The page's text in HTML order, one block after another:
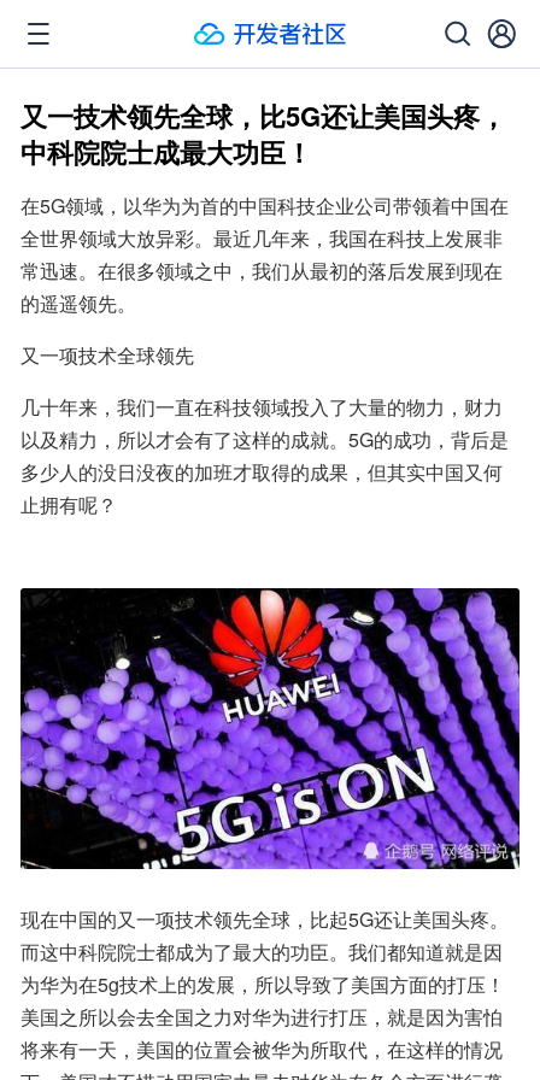
又一技术领先全球，比5G还让美国头疼，
中科院院士成最大功臣！
在5G领域，以华为为首的中国科技企业公司带领着中国在
全世界领域大放异彩。最近几年来，我国在科技上发展非
常迅速。在很多领域之中，我们从最初的落后发展到现在
的遥遥领先。
又一项技术全球领先
几十年来，我们一直在科技领域投入了大量的物力，财力
以及精力，所以才会有了这样的成就。5G的成功，背后是
多少人的没日没夜的加班才取得的成果，但其实中国又何
止拥有呢？
现在中国的又一项技术领先全球，比起5G还让美国头疼。
而这中科院院士都成为了最大的功臣。我们都知道就是因
为华为在5g技术上的发展，所以导致了美国方面的打压！
美国之所以会去全国之力对华为进行打压，就是因为害怕
将来有一天，美国的位置会被华为所取代，在这样的情况